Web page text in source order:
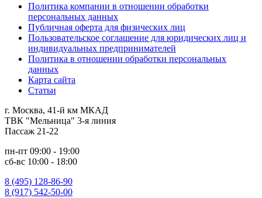
Политика компании в отношении обработки
персональных данных
Публичная оферта для физических лиц
Пользовательское соглашение для юридических лиц и
индивидуальных предпринимателей
Политика в отношении обработки персональных
данных
Карта сайта
Статьи
г. Москва, 41-й км МКАД
ТВК "Мельница" 3-я линия
Пассаж 21-22
пн-пт 09:00 - 19:00
сб-вс 10:00 - 18:00
8 (495) 128-86-90
8 (917) 542-50-00